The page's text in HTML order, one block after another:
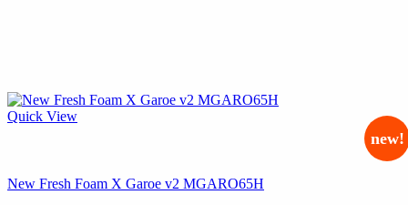
Quick View
new!
New Fresh Foam X Garoe v2 MGARO65H